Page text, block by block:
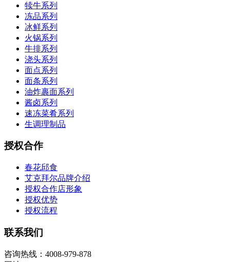
犊牛系列
冻品系列
冰鲜系列
火锅系列
牛排系列
浇头系列
面点系列
面条系列
油炸裹面系列
酱卤系列
速冻菜肴系列
生调理制品
授权合作
春花邱食
艾克拜尔品牌介绍
授权合作店形象
授权优势
授权流程
联系我们
咨询热线：4008-979-878